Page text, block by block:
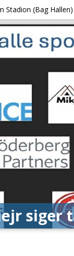
Stadion (Bag Hallen)
siger